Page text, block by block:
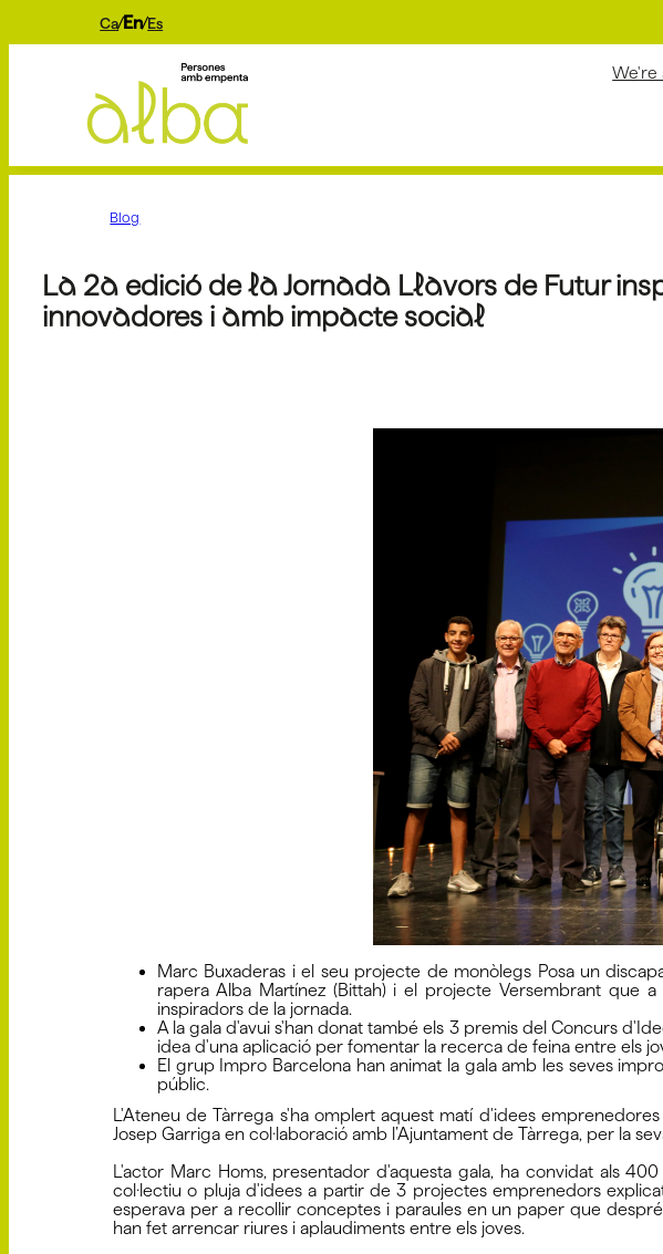
Ca En Es
We're
Blog
La 2a edició de la Jornada Llavors de Futur
innovadores i amb impacte social
Marc Buxaderas i el seu projecte de monòlegs Posa un
rapera Alba Martínez (Bittah) i el projecte Versembrant que
inspiradors de la jornada.
A la gala d'avui s'han donat també els 3 premis del Concurs
idea d'una aplicació per fomentar la recerca de feina entre els
El grup Impro Barcelona han animat la gala amb les seves
públic.
L'Ateneu de Tàrrega s'ha omplert aquest matí d'idees
Josep Garriga en col·laboració amb l’Ajuntament de Tàrrega, per la
L'actor Marc Homs, presentador d'aquesta gala, ha convidat als
col·lectiu o pluja d'idees a partir de 3 projectes emprenedors
esperava per a recollir conceptes i paraules en un paper que
han fet arrencar riures i aplaudiments entre els joves.